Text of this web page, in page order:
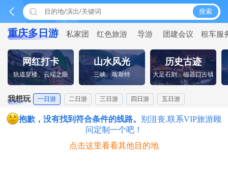
  搜索
重庆多日游 私家团 红色旅游 导游 团建会议 租车服
网红打卡
轨道穿楼、云端之眼
山水风光
三峡、喀斯特
历史古迹
大足石刻、磁器口古镇
我想玩 一日游 二日游 三日游 四日游 五日游
抱歉，没有找到符合条件的线路。 别沮丧,联系VIP旅游顾
问定制一个吧！
点击这里看看其他目的地